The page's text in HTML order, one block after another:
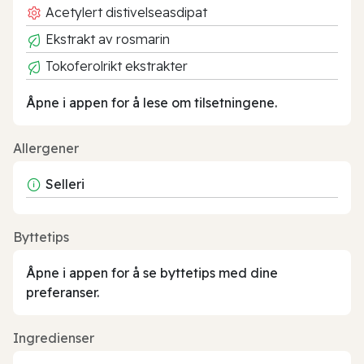
Acetylert distivelseasdipat
Ekstrakt av rosmarin
Tokoferolrikt ekstrakter
Åpne i appen for å lese om tilsetningene.
Allergener
Selleri
Byttetips
Åpne i appen for å se byttetips med dine
preferanser.
Ingredienser